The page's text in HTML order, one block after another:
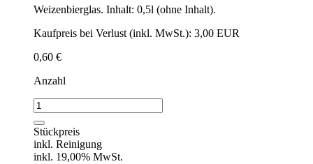
Weizenbierglas. Inhalt: 0,5l (ohne Inhalt).
Kaufpreis bei Verlust (inkl. MwSt.): 3,00 EUR
0,60 €
Anzahl
Weizenbierglas
einzeln
Menge
Stückpreis
inkl. Reinigung
inkl. 19,00% MwSt.